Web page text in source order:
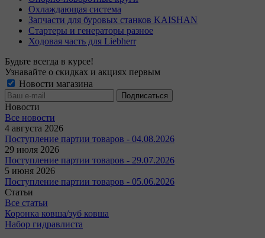
Охлаждающая система
Запчасти для буровых станков KAISHAN
Стартеры и генераторы разное
Ходовая часть для Liebherr
Будьте всегда в курсе!
Узнавайте о скидках и акциях первым
Новости магазина
Новости
Все новости
4 августа 2026
Поступление партии товаров - 04.08.2026
29 июля 2026
Поступление партии товаров - 29.07.2026
5 июня 2026
Поступление партии товаров - 05.06.2026
Статьи
Все статьи
Коронка ковша/зуб ковша
Набор гидравлиста